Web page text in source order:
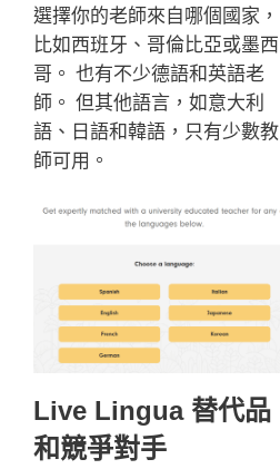
選擇你的老師來自哪個國家，
比如西班牙、哥倫比亞或墨西
哥。 也有不少德語和英語老
師。 但其他語言，如意大利
語、日語和韓語，只有少數教
師可用。
Live Lingua 替代品
和競爭對手